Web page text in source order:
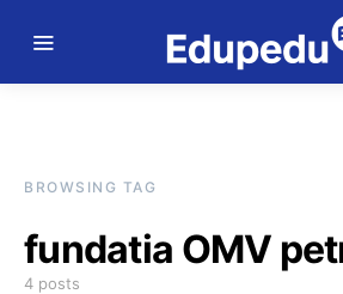
BROWSING TAG
fundatia OMV
4 posts